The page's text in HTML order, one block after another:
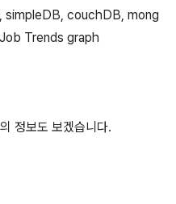
정보도 보겠습니다.